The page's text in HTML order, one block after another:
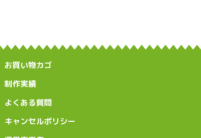
お買い物カゴ
制作実績
よくある質問
キャンセルポリシー